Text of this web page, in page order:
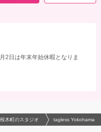
日は年末年始休暇となりま
木町のスタジオ tagless Yokohama